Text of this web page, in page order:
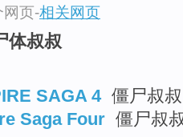
网页-相关网页
体叔叔
SAGA 4 僵尸叔
Saga Four 僵尸叔